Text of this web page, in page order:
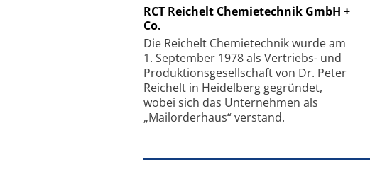
RCT Reichelt Chemietechnik GmbH +
Co.
Die Reichelt Chemietechnik wurde am
1. September 1978 als Vertriebs- und
Produktionsgesellschaft von Dr. Peter
Reichelt in Heidelberg gegründet,
wobei sich das Unternehmen als
„Mailorderhaus“ verstand.
Schäfter + Kirchhoff GmbH
Feinfokussierungsmechanismus